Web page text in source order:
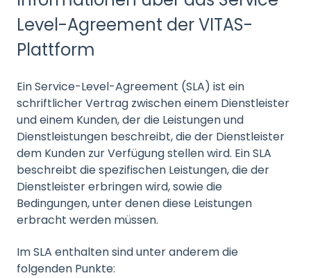
Level-Agreement der VITAS-
Plattform
Ein Service-Level-Agreement (SLA) ist ein
schriftlicher Vertrag zwischen einem Dienstleister
und einem Kunden, der die Leistungen und
Dienstleistungen beschreibt, die der Dienstleister
dem Kunden zur Verfügung stellen wird. Ein SLA
beschreibt die spezifischen Leistungen, die der
Dienstleister erbringen wird, sowie die
Bedingungen, unter denen diese Leistungen
erbracht werden müssen.
Im SLA enthalten sind unter anderem die
folgenden Punkte: